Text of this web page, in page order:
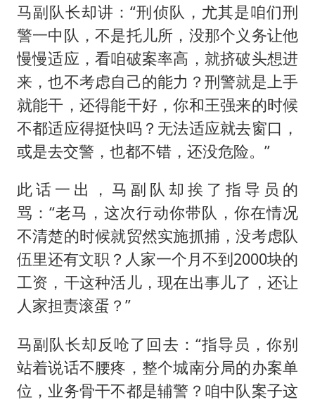
马副队长却讲：“刑侦队，尤其是咱们刑
警一中队，不是托儿所，没那个义务让他
慢慢适应，看咱破案率高，就挤破头想进
来，也不考虑自己的能力？刑警就是上手
就能干，还得能干好，你和王强来的时候
不都适应得挺快吗？无法适应就去窗口，
或是去交警，也都不错，还没危险。”
此话一出，马副队却挨了指导员的
骂：“老马，这次行动你带队，你在情况
不清楚的时候就贸然实施抓捕，没考虑队
伍里还有文职？人家一个月不到2000块的
工资，干这种活儿，现在出事儿了，还让
人家担责滚蛋？”
马副队长却反呛了回去：“指导员，你别
站着说话不腰疼，整个城南分局的办案单
位，业务骨干不都是辅警？咱中队案子这